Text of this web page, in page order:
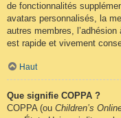
de fonctionnalités
avatars personnalisés, la
autres membres,
est rapide et vivement
Haut
Que signifie COPPA ?
COPPA (ou Children’s